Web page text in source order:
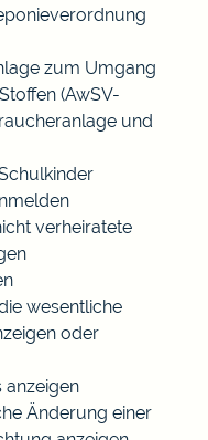
zum Umgang
(AwSV-
und
verheiratete
wesentliche
oder
anzeigen
Änderung einer